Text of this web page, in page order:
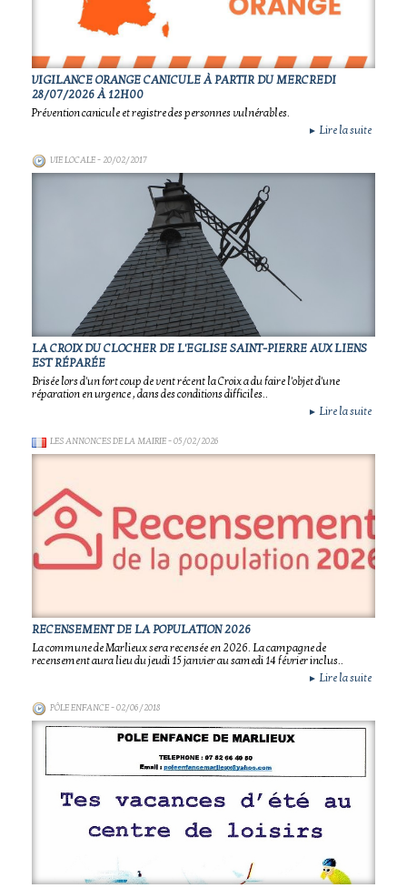
VIGILANCE ORANGE CANICULE À PARTIR DU MERCREDI
28/07/2026 À 12H00
Prévention canicule et registre des personnes vulnérables.
► Lire la suite
VIE LOCALE- 20/02/2017
LA CROIX DU CLOCHER DE L'EGLISE SAINT-PIERRE AUX LIENS
EST RÉPARÉE
Brisée lors d'un fort coup de vent récent la Croix a du faire l'objet d'une
réparation en urgence , dans des conditions difficiles..
► Lire la suite
LES ANNONCES DE LA MAIRIE- 05/02/2026
RECENSEMENT DE LA POPULATION 2026
La commune de Marlieux sera recensée en 2026. La campagne de
recensement aura lieu du jeudi 15 janvier au samedi 14 février inclus..
► Lire la suite
PÔLE ENFANCE- 02/06/2018